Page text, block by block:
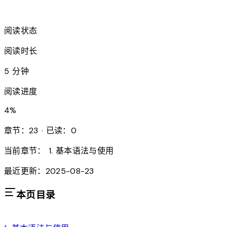
阅读状态
阅读时长
5 分钟
阅读进度
4%
章节：23 · 已读：0
当前章节：
1. 基本语法与使用
最近更新：2025-08-23
本页目录